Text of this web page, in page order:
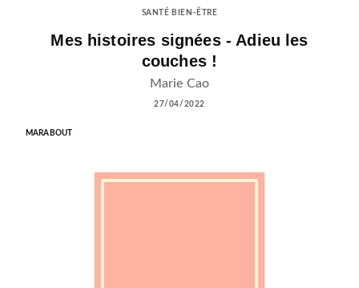
SANTÉ BIEN-ÊTRE
Mes histoires signées - Adieu les
couches !
Marie Cao
27/04/2022
MARABOUT